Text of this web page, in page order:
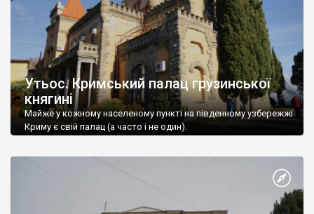
Утьос. Кримський палац грузинської
княгині
Майже у кожному населеному пункті на південному узбережжі
Криму є свій палац (а часто і не один).